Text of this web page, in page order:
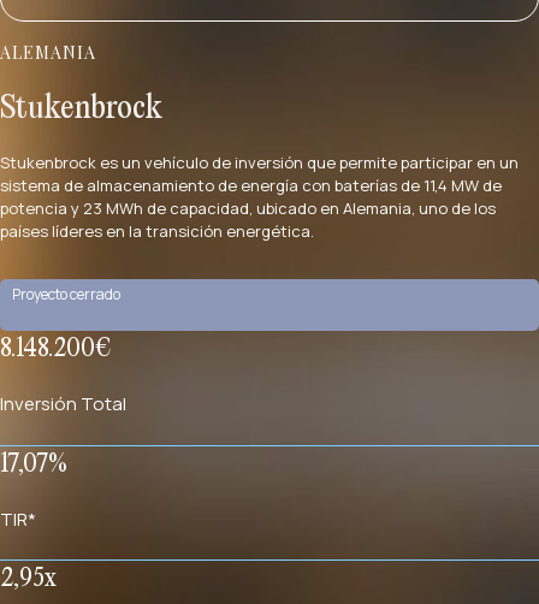
ALEMANIA
Stukenbrock
Stukenbrock es un vehículo de inversión que permite participar en un
sistema de almacenamiento de energía con baterías de 11,4 MW de
potencia y 23 MWh de capacidad, ubicado en Alemania, uno de los
países líderes en la transición energética.
Proyecto cerrado
8.148.200€
Inversión Total
17,07%
TIR*
2,95x